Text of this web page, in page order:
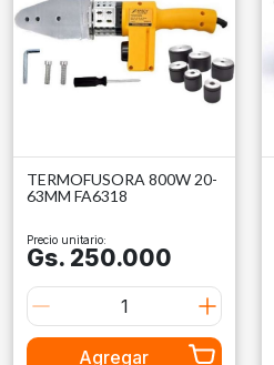
TERMOFUSORA 800W 20-
63MM FA6318
Precio unitario:
Gs. 250.000
Agregar